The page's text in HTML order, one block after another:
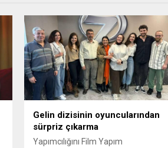
Gelin dizisinin oyuncularından
sürpriz çıkarma
Yapımcılığını Film Yapım